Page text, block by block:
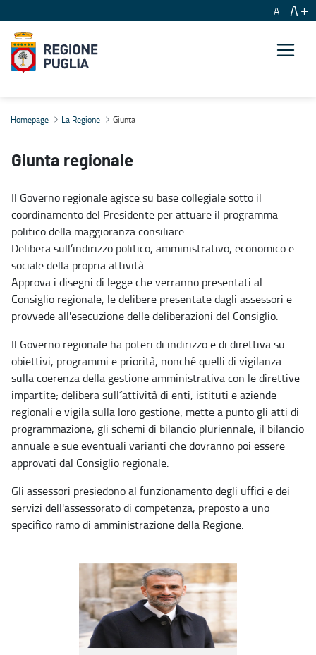
A A
Homepage La Regione Giunta
Giunta regionale
Il Governo regionale agisce su base collegiale sotto il
coordinamento del Presidente per attuare il programma
politico della maggioranza consiliare.
Delibera sull’indirizzo politico, amministrativo, economico e
sociale della propria attività.
Approva i disegni di legge che verranno presentati al
Consiglio regionale, le delibere presentate dagli assessori e
provvede all'esecuzione delle deliberazioni del Consiglio.
Il Governo regionale ha poteri di indirizzo e di direttiva su
obiettivi, programmi e priorità, nonché quelli di vigilanza
sulla coerenza della gestione amministrativa con le direttive
impartite; delibera sull´attività di enti, istituti e aziende
regionali e vigila sulla loro gestione; mette a punto gli atti di
programmazione, gli schemi di bilancio pluriennale, il bilancio
annuale e sue eventuali varianti che dovranno poi essere
approvati dal Consiglio regionale.
Gli assessori presiedono al funzionamento degli uffici e dei
servizi dell'assessorato di competenza, preposto a uno
specifico ramo di amministrazione della Regione.